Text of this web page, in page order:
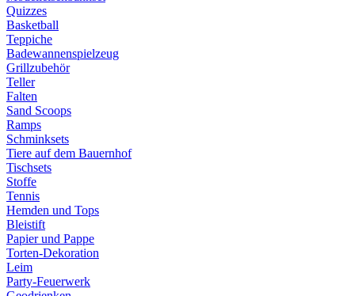
Quizzes
Basketball
Teppiche
Badewannenspielzeug
Grillzubehör
Teller
Falten
Sand Scoops
Ramps
Schminksets
Tiere auf dem Bauernhof
Tischsets
Stoffe
Tennis
Hemden und Tops
Bleistift
Papier und Pappe
Torten-Dekoration
Leim
Party-Feuerwerk